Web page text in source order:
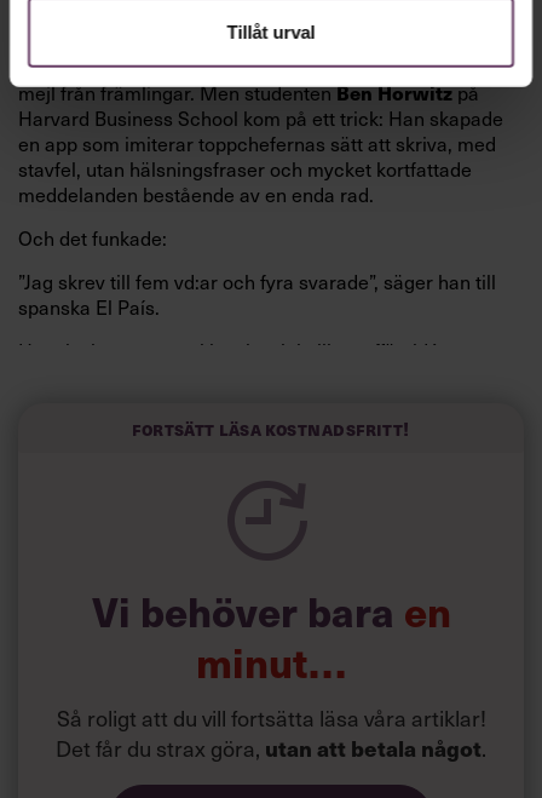
Tillåt urval
VD:AR KAN VARA SVÅRAatt nå och besvarar inte alltid
mejl från främlingar. Men studentenBen Horwitzpå
Harvard Business School kom på ett trick: Han skapade
en app som imiterar toppchefernas sätt att skriva, med
stavfel, utan hälsningsfraser och mycket kortfattade
meddelanden bestående av en enda rad.
Och det funkade:
”Jag skrev till fem vd:ar och fyra svarade”, säger han till
spanska El País.
Horwitz har nu utvecklat sitt trick till en affärsidé: appen
kortfattat slarviga vd-stilen.
Fortsätt läsa kostnadsfritt!
Vi behöver bara en
minut…
Så roligt att du vill fortsätta läsa våra artiklar!
Det får du strax göra, utan att betala något.